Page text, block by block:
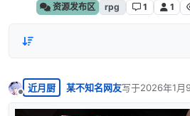
资源发布区 rpg 1 1
离线
近月厨 某不知名网友写于2026年1月
最后由 编辑